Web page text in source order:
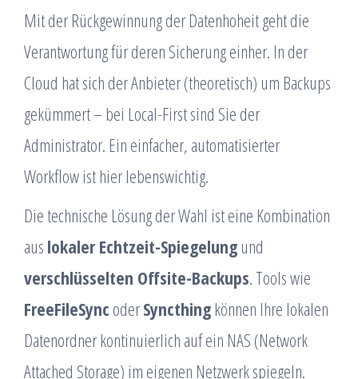
Mit der Rückgewinnung der Datenhoheit geht die
Verantwortung für deren Sicherung einher. In der
Cloud hat sich der Anbieter (theoretisch) um Backups
gekümmert – bei Local-First sind Sie der
Administrator. Ein einfacher, automatisierter
Workflow ist hier lebenswichtig.
Die technische Lösung der Wahl ist eine Kombination
aus lokaler Echtzeit-Spiegelung und
verschlüsselten Offsite-Backups. Tools wie
FreeFileSync oderSyncthing können Ihre lokalen
Datenordner kontinuierlich auf ein NAS (Network
Attached Storage) im eigenen Netzwerk spiegeln.